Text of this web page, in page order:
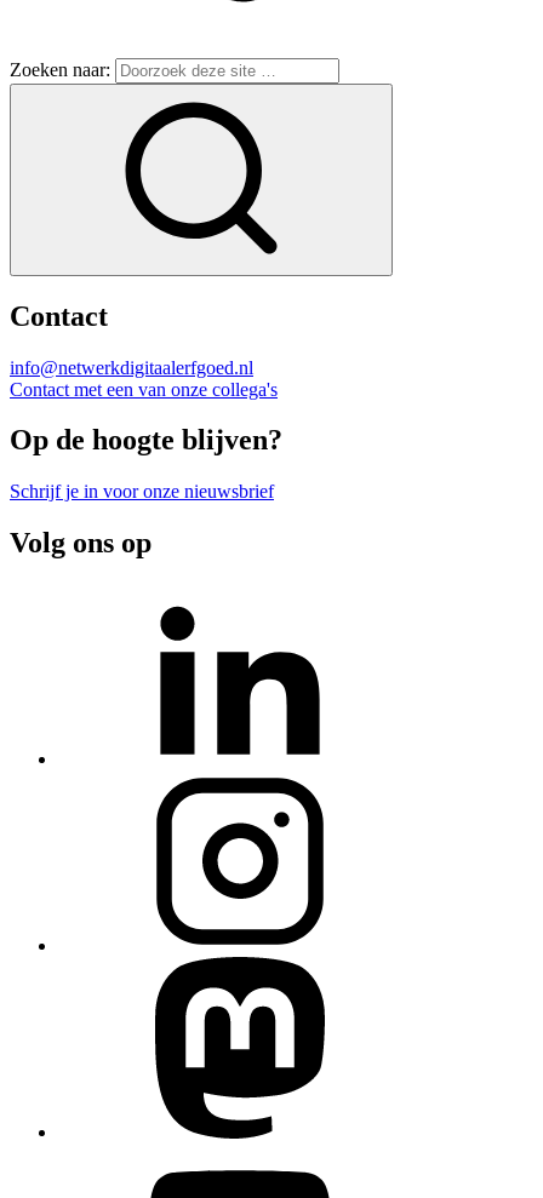
Zoeken naar:
Contact
info@netwerkdigitaalerfgoed.nl
Contact met een van onze collega's
Op de hoogte blijven?
Schrijf je in voor onze nieuwsbrief
Volg ons op